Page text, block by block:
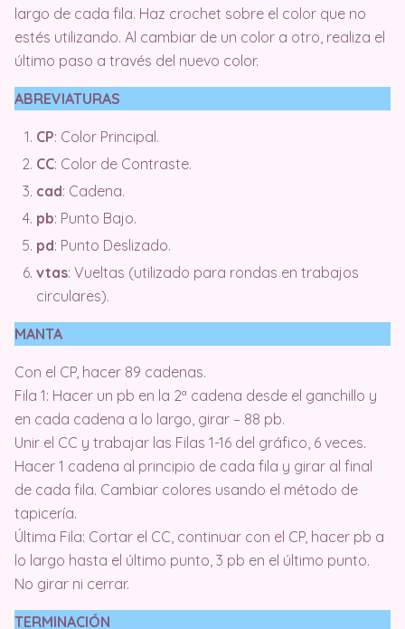
largo de cada fila. Haz crochet sobre el color que no
estés utilizando. Al cambiar de un color a otro, realiza el
último paso a través del nuevo color.
ABREVIATURAS
CP: Color Principal.
CC: Color de Contraste.
cad: Cadena.
pb: Punto Bajo.
pd: Punto Deslizado.
vtas: Vueltas (utilizado para rondas en trabajos
circulares).
MANTA
Con el CP, hacer 89 cadenas.
Fila 1: Hacer un pb en la 2ª cadena desde el ganchillo y
en cada cadena a lo largo, girar – 88 pb.
Unir el CC y trabajar las Filas 1-16 del gráfico, 6 veces.
Hacer 1 cadena al principio de cada fila y girar al final
de cada fila. Cambiar colores usando el método de
tapicería.
Última Fila: Cortar el CC, continuar con el CP, hacer pb a
lo largo hasta el último punto, 3 pb en el último punto.
No girar ni cerrar.
TERMINACIÓN